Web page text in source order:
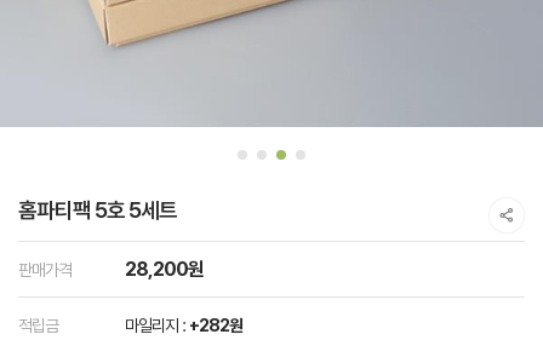
홈파티팩 5호 5세트
판매가격 28,200원
적립금 마일리지 : +282원